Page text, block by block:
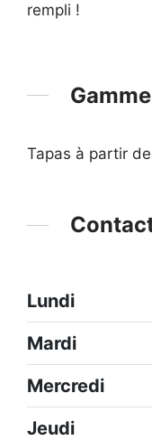
rempli !
Tapas à partir
Lundi
Mardi
Mercredi
Jeudi